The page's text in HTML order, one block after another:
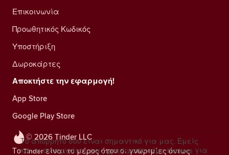
© 2026 Tinder LLC
Το Tinder είναι το μέρος όπου οι γνωριμίες όντως
Επικοινωνία
Προωθητικός Κωδικός
Υποστήριξη
Δωροκάρτες
Αποκτήστε την εφαρμογή!
App Store
Google Play Store
Το απόρρητό σου είναι σημαντικό για μας. Εμείς
και οι συνεργάτες μας χρησιμοποιούμε trackers για